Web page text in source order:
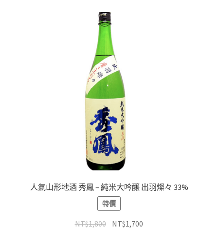
人氣山形地酒 秀鳳 – 純米大吟醸 出羽燦々 33%
特價
NT$1,800 NT$1,700